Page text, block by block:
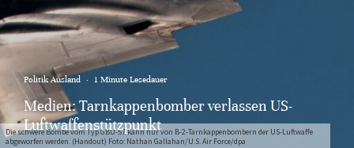
Die schwere Bombe vom Typ GBU-57 kann nur von B-2-Tarnkappenbombern der US-Luftwaffe
abgeworfen werden. (Handout) Foto: Nathan Gallahan/U.S. Air Force/dpa
Politik Ausland · 1 Minute Lesedauer
Medien: Tarnkappenbomber verlassen US-
Luftwaffenstützpunkt